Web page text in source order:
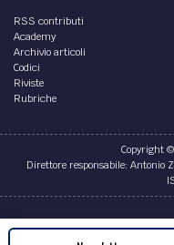
RSS contributi
Academy
Archivio articoli
Codici
Riviste
Rubriche
Copyright
Direttore responsabile: Antonio